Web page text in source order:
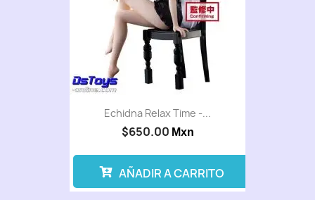
Echidna Relax Time -...
$650.00 Mxn
AÑADIR A CARRITO